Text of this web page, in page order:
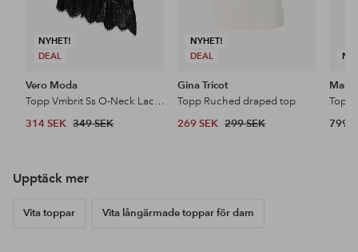
NYHET!
DEAL
Vero Moda
Topp Vmbrit Ss O-Neck Lace T-Shirt Jrs
314 SEK 349 SEK
NYHET!
DEAL
Gina Tricot
Topp Ruched draped top
269 SEK 299 SEK
Masai
Topp
799
Upptäck mer
Vita toppar Vita långärmade toppar för dam